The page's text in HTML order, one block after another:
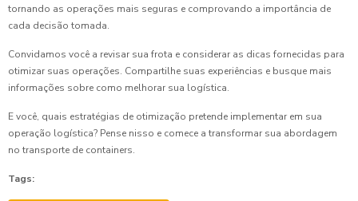
tornando as operações mais seguras e comprovando a importância de
cada decisão tomada.
Convidamos você a revisar sua frota e considerar as dicas fornecidas para
otimizar suas operações. Compartilhe suas experiências e busque mais
informações sobre como melhorar sua logística.
E você, quais estratégias de otimização pretende implementar em sua
operação logística? Pense nisso e comece a transformar sua abordagem
no transporte de containers.
Tags: